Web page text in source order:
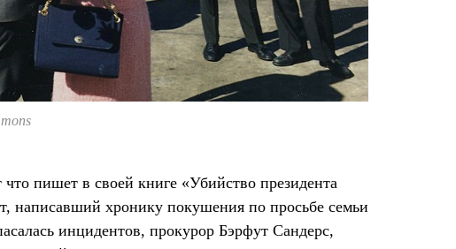
пишет в своей книге «Убийство президента
написавший хронику покушения по просьбе семьи
инцидентов, прокурор Бэрфут Сандерс,